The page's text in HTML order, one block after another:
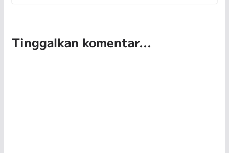
Tinggalkan komentar...